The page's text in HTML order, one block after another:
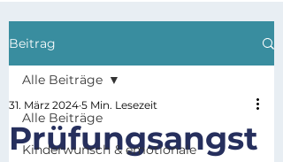
Beitrag
Alle Beiträge
Kinderwunsch & emotionale
Alle Beiträge
Prüfungsangst
31. März 2024 5 Min. Lesezeit